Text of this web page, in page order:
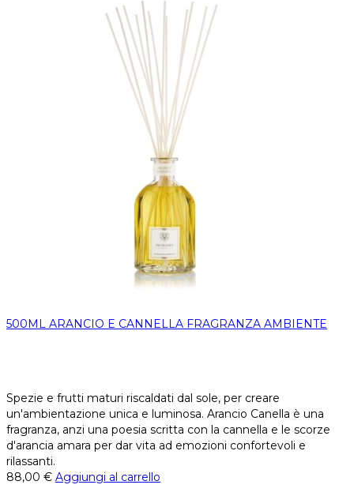
500ML ARANCIO E CANNELLA FRAGRANZA AMBIENTE
Spezie e frutti maturi riscaldati dal sole, per creare
un'ambientazione unica e luminosa. Arancio Canella è una
fragranza, anzi una poesia scritta con la cannella e le scorze
d'arancia amara per dar vita ad emozioni confortevoli e
rilassanti.
88,00 € Aggiungi al carrello